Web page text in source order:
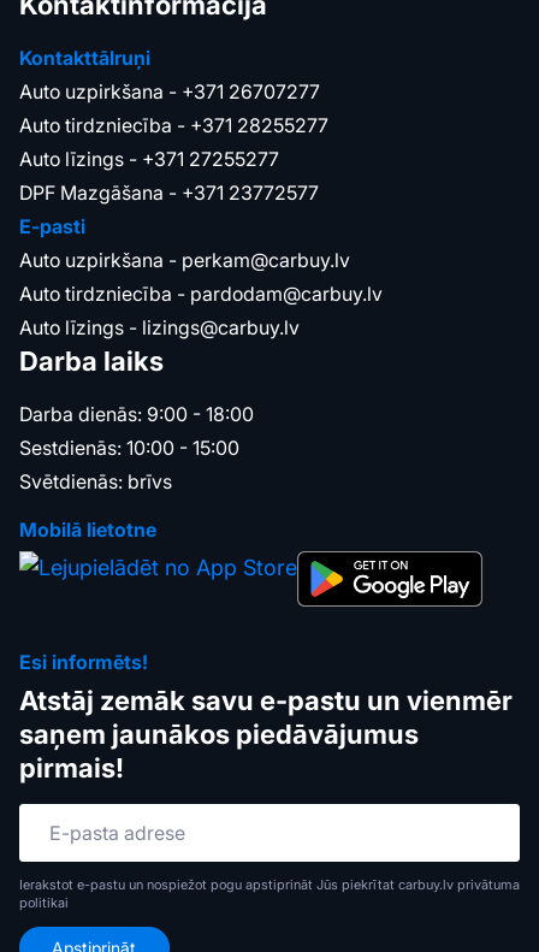
Kontakttālruņi
Auto uzpirkšana - +371 26707277
Auto tirdzniecība - +371 28255277
Auto līzings - +371 27255277
DPF Mazgāšana - +371 23772577
E-pasti
Auto uzpirkšana - perkam@carbuy.lv
Auto tirdzniecība - pardodam@carbuy.lv
Auto līzings - lizings@carbuy.lv
Darba laiks
Darba dienās: 9:00 - 18:00
Sestdienās: 10:00 - 15:00
Svētdienās: brīvs
Mobilā lietotne
Esi informēts!
Atstāj zemāk savu e-pastu un vienmēr
saņem jaunākos piedāvājumus
pirmais!
Ierakstot e-pastu un nospiežot pogu apstiprināt Jūs piekrītat carbuy.lv privātuma
politikai